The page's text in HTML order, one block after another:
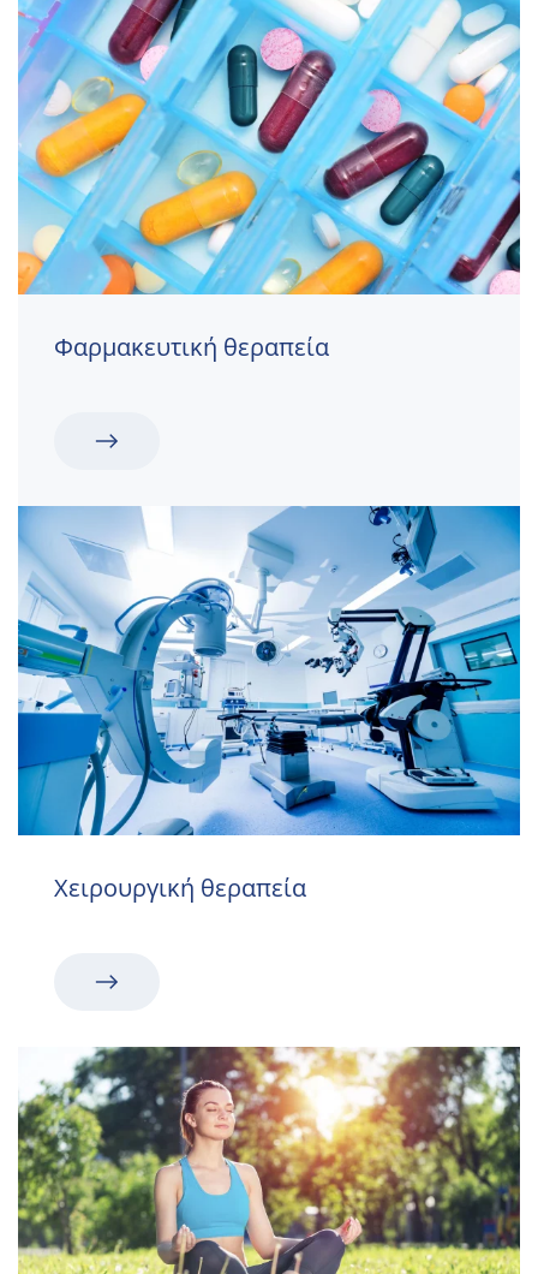
Φαρμακευτική θεραπεία
Χειρουργική θεραπεία